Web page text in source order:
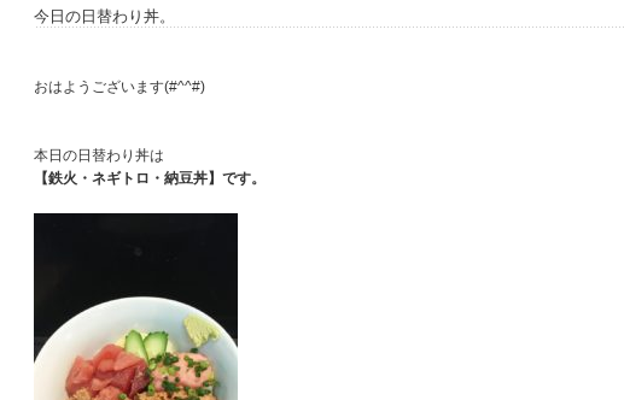
今日の日替わり丼。
おはようございます(#^^#)
本日の日替わり丼は
【鉄火・ネギトロ・納豆丼】です。